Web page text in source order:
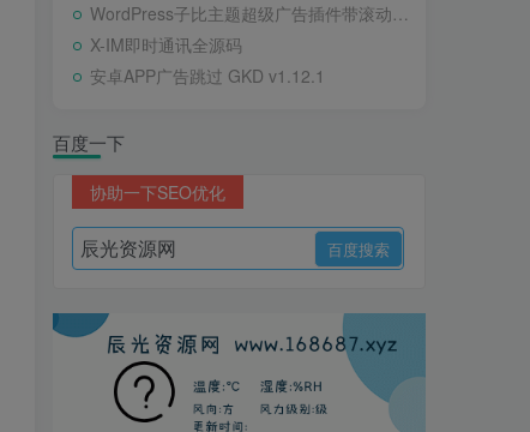
WordPress子比主题超级广告插件带滚动公告
X-IM即时通讯全源码
安卓APP广告跳过 GKD v1.12.1
百度一下
协助一下SEO优化